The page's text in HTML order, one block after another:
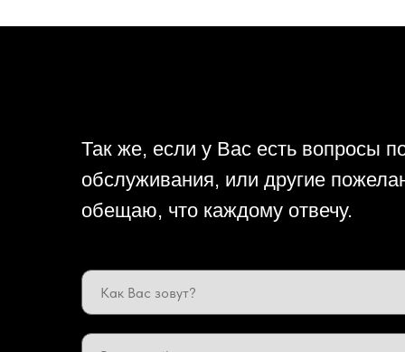
Так же, если у Вас есть вопросы
обслуживания, или другие
обещаю, что каждому отвечу.